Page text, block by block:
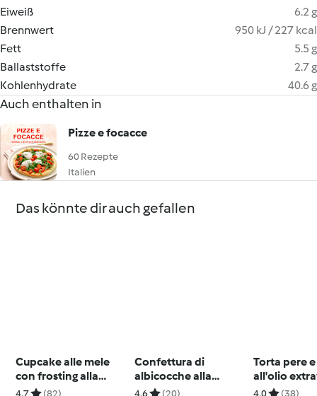
Eiweiß
6.2 g
Brennwert
950 kJ / 227 kcal
Fett
5.5 g
Ballaststoffe
2.7 g
Kohlenhydrate
40.6 g
Auch enthalten in
Pizze e focacce
60 Rezepte
Italien
Das könnte dir auch gefallen
Cupcake alle mele
con frosting alla
ricotta e cannella
4.7 (82)
Confettura di
albicocche alla
cannella
4.6 (20)
Torta pere
all'olio
di oliva di
4.0 (38)